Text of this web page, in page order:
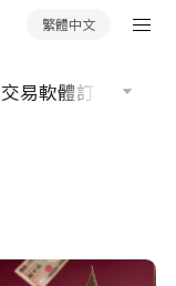
繁體中文
交易軟體訂單流